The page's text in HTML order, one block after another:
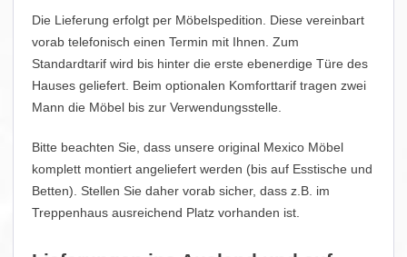
Die Lieferung erfolgt per Möbelspedition. Diese vereinbart
vorab telefonisch einen Termin mit Ihnen. Zum
Standardtarif wird bis hinter die erste ebenerdige Türe des
Hauses geliefert. Beim optionalen Komforttarif tragen zwei
Mann die Möbel bis zur Verwendungsstelle.
Bitte beachten Sie, dass unsere original Mexico Möbel
komplett montiert angeliefert werden (bis auf Esstische und
Betten). Stellen Sie daher vorab sicher, dass z.B. im
Treppenhaus ausreichend Platz vorhanden ist.